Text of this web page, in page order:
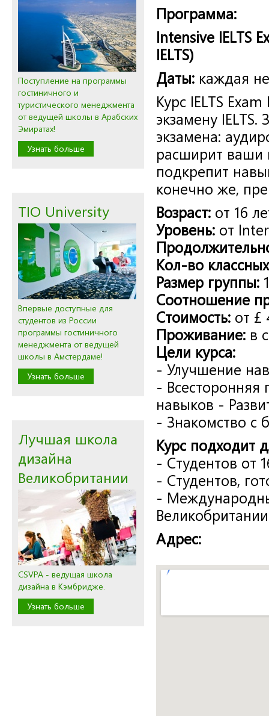
Поступление на программы
гостиничного и
туристического менеджмента
от ведущей школы в Арабских
Эмиратах!
Узнать больше
TIO University
Впервые доступные для
студентов из России
программы гостиничного
менеджмента от ведущей
школы в Амстердаме!
Узнать больше
Лучшая школа
дизайна
Великобритании
CSVPA - ведущая школа
дизайна в Кэмбридже.
Узнать больше
Программа:
Intensive IELTS
IELTS)
Даты: каждая
Курс IELTS
экзамену IELTS.
экзамена:
расширит ваши
подкрепит
конечно же,
Возраст: от 16
Уровень: от
Кол-во
Размер группы:
Соотношение
Стоимость: от £
Проживание: в
Цели курса:
- Улучшение
-
навыков -
- Знакомство с
Курс подходит
- Студентов от
- Студентов,
-
Адрес: